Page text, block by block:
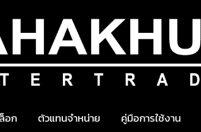
อก ตัวแทนจำหน่าย คู่มือการใช้งาน